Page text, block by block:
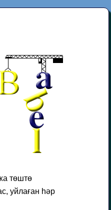
төштө
уйлаған һәр